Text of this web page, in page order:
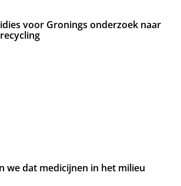
voor Gronings onderzoek naar
we dat medicijnen in het milieu